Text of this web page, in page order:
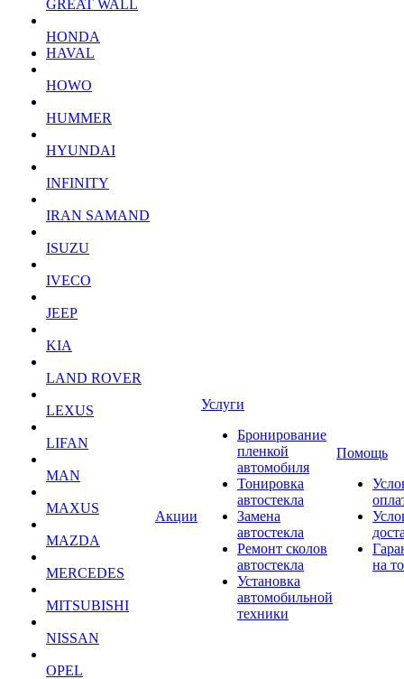
GREAT WALL
HONDA
HAVAL
HOWO
HUMMER
HYUNDAI
INFINITY
IRAN SAMAND
ISUZU
IVECO
JEEP
KIA
LAND ROVER
LEXUS
LIFAN
MAN
MAXUS
MAZDA
MERCEDES
MITSUBISHI
NISSAN
OPEL
Акции
Услуги
Бронирование
пленкой
автомобиля
Тонировка
автостекла
Замена
автостекла
Ремонт сколов
автостекла
Установка
автомобильной
техники
Помощь
на